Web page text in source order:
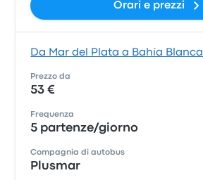
Orari e prezzi
Da Mar del Plata a Bahía Blanca
Prezzo da
53 €
Frequenza
5 partenze/giorno
Compagnia di autobus
Plusmar